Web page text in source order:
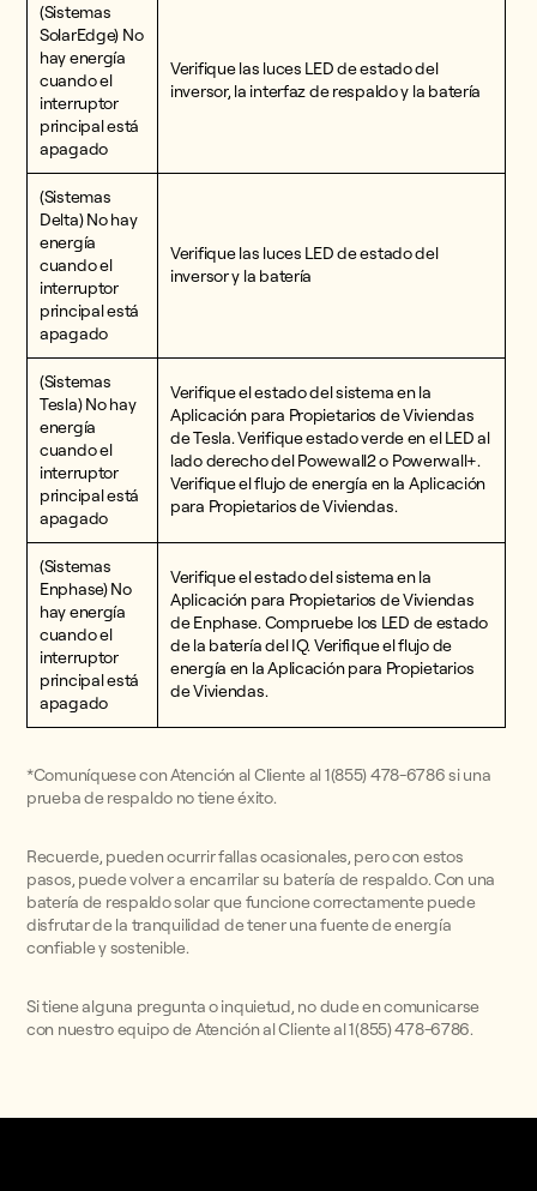
(Sistemas
SolarEdge) No
hay energía
cuando el
interruptor
principal está
apagado
Verifique las luces LED de estado del
inversor, la interfaz de respaldo y la batería
(Sistemas
Delta) No hay
energía
cuando el
interruptor
principal está
apagado
Verifique las luces LED de estado del
inversor y la batería
(Sistemas
Tesla) No hay
energía
cuando el
interruptor
principal está
apagado
Verifique el estado del sistema en la
Aplicación para Propietarios de Viviendas
de Tesla. Verifique estado verde en el LED al
lado derecho del Powewall2 o Powerwall+.
Verifique el flujo de energía en la Aplicación
para Propietarios de Viviendas.
(Sistemas
Enphase) No
hay energía
cuando el
interruptor
principal está
apagado
Verifique el estado del sistema en la
Aplicación para Propietarios de Viviendas
de Enphase. Compruebe los LED de estado
de la batería del IQ. Verifique el flujo de
energía en la Aplicación para Propietarios
de Viviendas.
*Comuníquese con Atención al Cliente al 1(855) 478-6786 si una
prueba de respaldo no tiene éxito.
Recuerde, pueden ocurrir fallas ocasionales, pero con estos
pasos, puede volver a encarrilar su batería de respaldo. Con una
batería de respaldo solar que funcione correctamente puede
disfrutar de la tranquilidad de tener una fuente de energía
confiable y sostenible.
Si tiene alguna pregunta o inquietud, no dude en comunicarse
con nuestro equipo de Atención al Cliente al 1(855) 478-6786.